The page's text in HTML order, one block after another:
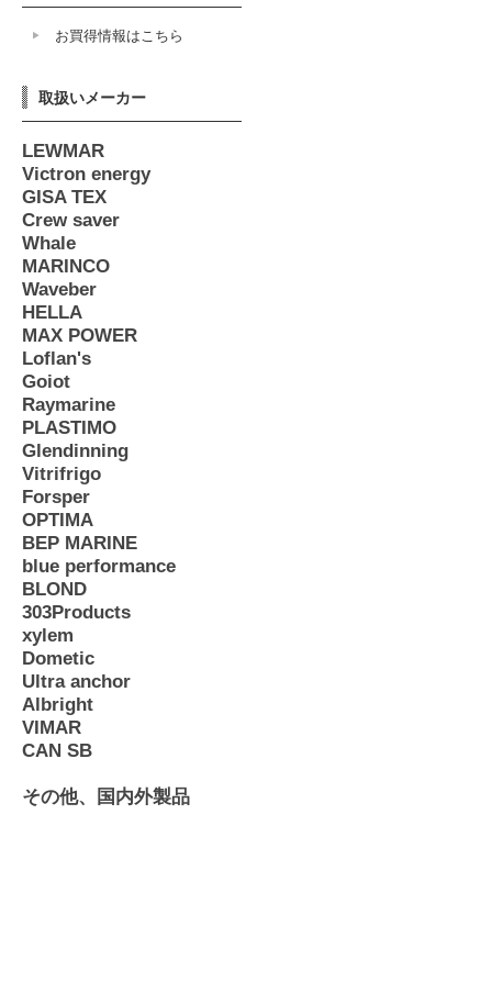
お買得情報はこちら
取扱いメーカー
LEWMAR
Victron energy
GISA TEX
Crew saver
Whale
MARINCO
Waveber
HELLA
MAX POWER
Loflan's
Goiot
Raymarine
PLASTIMO
Glendinning
Vitrifrigo
Forsper
OPTIMA
BEP MARINE
blue performance
BLOND
303Products
xylem
Dometic
Ultra anchor
Albright
VIMAR
CAN SB
その他、国内外製品